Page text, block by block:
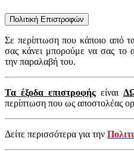
Πολιτική Επιστροφών
Σε περίπτωση που κάποιο από
σας κάνει μπορούμε να σας το
την παραλαβή του.
Τα έξοδα επιστροφής είναι
περίπτωση που ως αποστολέας
Δείτε περισσότερα για την